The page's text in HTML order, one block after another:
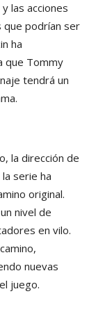
las acciones
que podrían ser
ha
que Tommy
tendrá un
la dirección de
serie ha
original.
nivel de
en vilo.
nuevas
juego.